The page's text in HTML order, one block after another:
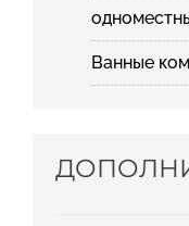
Ванные